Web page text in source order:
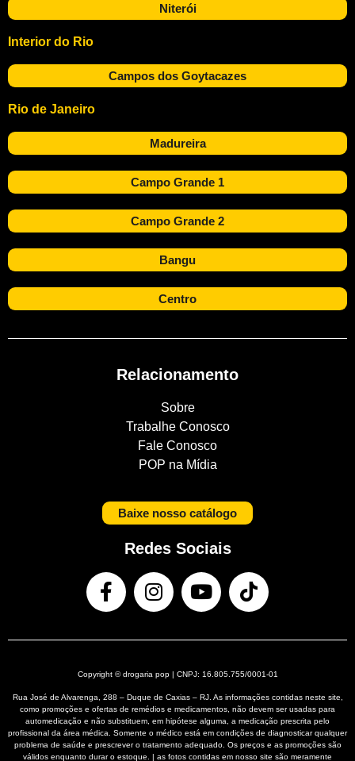
Niterói
Interior do Rio
Campos dos Goytacazes
Rio de Janeiro
Madureira
Campo Grande 1
Campo Grande 2
Bangu
Centro
Relacionamento
Sobre
Trabalhe Conosco
Fale Conosco
POP na Mídia
Baixe nosso catálogo
Redes Sociais
Copyright © drogaria pop | CNPJ: 16.805.755/0001-01
Rua José de Alvarenga, 288 – Duque de Caxias – RJ. As informações contidas neste site,
como promoções e ofertas de remédios e medicamentos, não devem ser usadas para
automedicação e não substituem, em hipótese alguma, a medicação prescrita pelo
profissional da área médica. Somente o médico está em condições de diagnosticar qualquer
problema de saúde e prescrever o tratamento adequado. Os preços e as promoções são
válidos enquanto durar o estoque. | as fotos contidas em nosso site são meramente